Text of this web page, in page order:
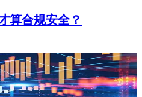
算合规安全？